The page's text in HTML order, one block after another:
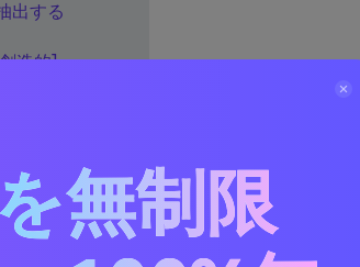
出する
造的]
る 6
メーカ
無制限